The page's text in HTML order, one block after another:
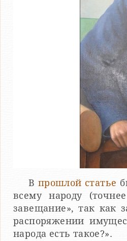
В прошлой статье
всему народу
завещание», так как
распоряжении
народа есть такое?».